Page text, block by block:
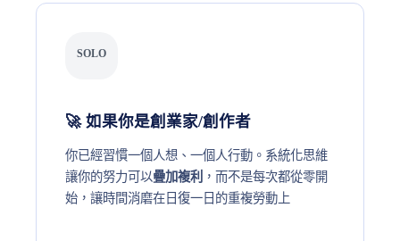
SOLO
🚀 如果你是創業家/創作者
你已經習慣一個人想、一個人行動。系統化思維
讓你的努力可以疊加複利 ，而不是每次都從零開
始，讓時間消磨在日復一日的重複勞動上